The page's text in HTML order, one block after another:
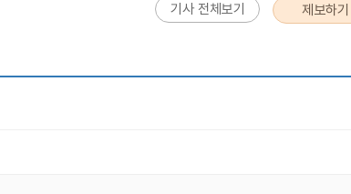
기사 전체보기 제보하기